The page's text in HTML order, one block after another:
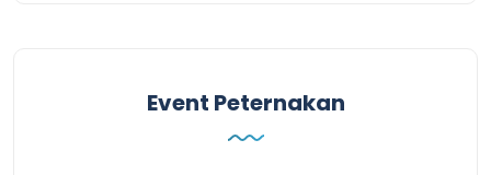
Event Peternakan